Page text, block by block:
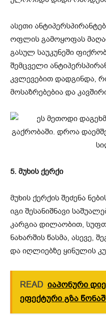
ასეთი
ოფლის გამოყოფას
გასულ საუკუნეში
შემცველი
კვლევებით დადგინდა,
მოსაზრებებია და
5. მუხის ქერქი
მუხის ქერქის შეძენა
იგი შესანიშნავი
კარგია დილაობით,
ნახარშის წასმა, ასევე,
და იღლიებზე ყინულის
READ იაპონური
ეფექტური გზა